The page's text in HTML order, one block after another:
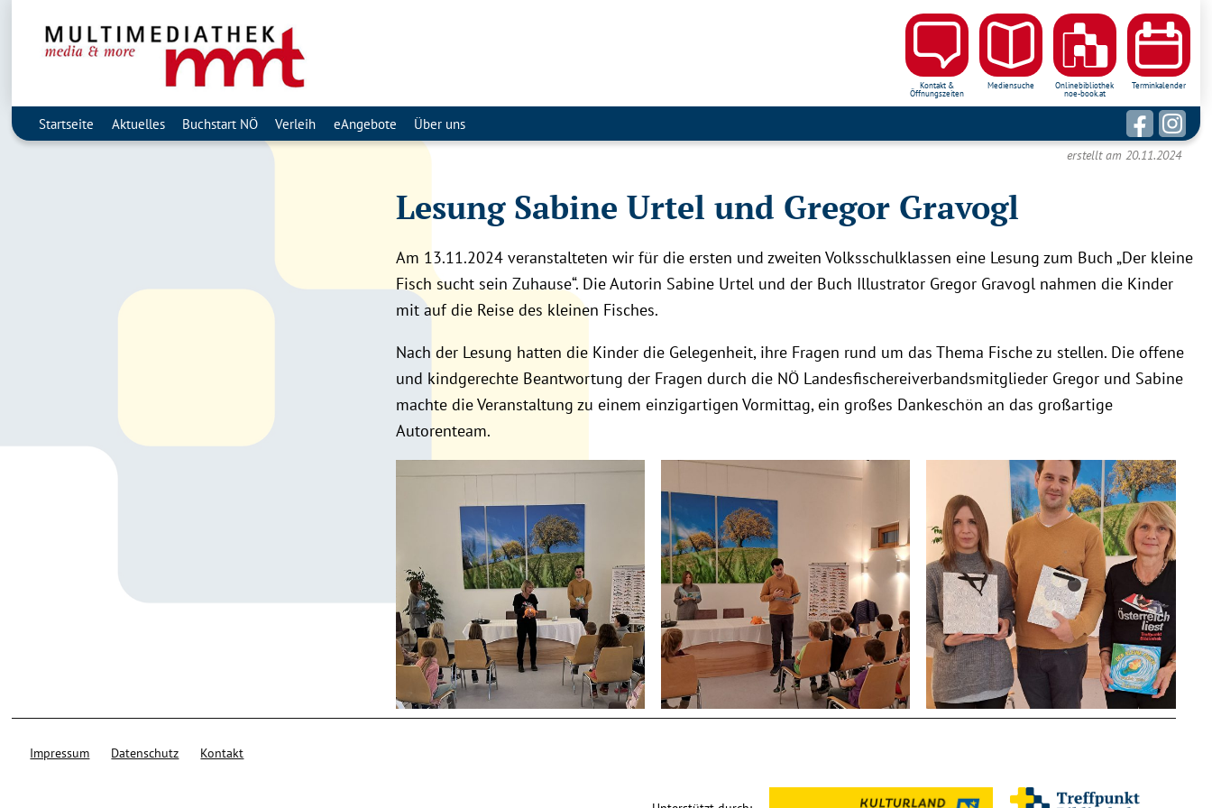
Kontakt &
Öffnungszeiten
Mediensuche
Onlinebibliothek
noe-book.at
Terminkalender
Startseite Aktuelles Buchstart NÖ Verleih eAngebote Über uns
erstellt am 20.11.2024
Lesung Sabine Urtel und Gregor Gravogl
Am 13.11.2024 veranstalteten wir für die ersten und zweiten Volksschulklassen eine Lesung zum Buch „Der kleine
Fisch sucht sein Zuhause“. Die Autorin Sabine Urtel und der Buch Illustrator Gregor Gravogl nahmen die Kinder
mit auf die Reise des kleinen Fisches.
Nach der Lesung hatten die Kinder die Gelegenheit, ihre Fragen rund um das Thema Fische zu stellen. Die offene
und kindgerechte Beantwortung der Fragen durch die NÖ Landesfischereiverbandsmitglieder Gregor und Sabine
machte die Veranstaltung zu einem einzigartigen Vormittag, ein großes Dankeschön an das großartige
Autorenteam.
Lesung-1 Sabine+Gregor+Elisabeth
Impressum Datenschutz Kontakt